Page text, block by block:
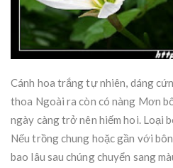
Cánh hoa trắng tự nhiên, dáng
thoa Ngoài ra còn có nàng Mơn
ngày càng trở nên hiếm hoi. Loại
Nếu trồng chung hoặc gần với
bao lâu sau chúng chuyển sang